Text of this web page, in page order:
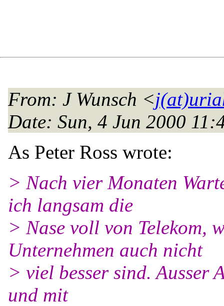
From: J Wunsch <
Date: Sun, 4 Jun 2000
As Peter Ross wrote:
> Nach vier Monaten
ich langsam die
> Nase voll von Telekom,
Unternehmen auch nicht
> viel besser sind. Ausser
und mit